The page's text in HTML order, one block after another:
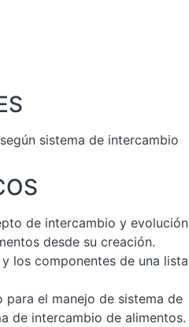
sistema de intercambio
de intercambio y evolución
desde su creación.
los componentes de una lista
el manejo de sistema de
de intercambio de alimentos.